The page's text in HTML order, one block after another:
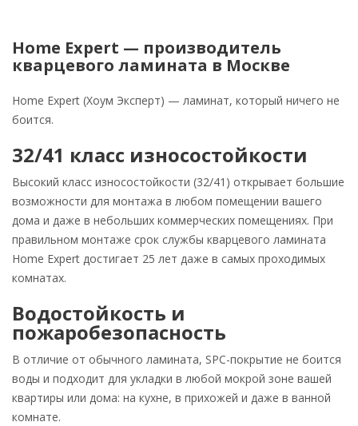
Home Expert — производитель
кварцевого ламината в Москве
Home Expert (Хоум Эксперт) — ламинат, который ничего не
боится.
32/41 класс износостойкости
Высокий класс износостойкости (32/41) открывает большие
возможности для монтажа в любом помещении вашего
дома и даже в небольших коммерческих помещениях. При
правильном монтаже срок службы кварцевого ламината
Home Expert достигает 25 лет даже в самых проходимых
комнатах.
Водостойкость и
пожаробезопасность
В отличие от обычного ламината, SPC-покрытие не боится
воды и подходит для укладки в любой мокрой зоне вашей
квартиры или дома: на кухне, в прихожей и даже в ванной
комнате.